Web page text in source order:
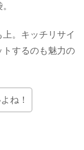
。キッチリサイ
トするのも魅力の
ね！